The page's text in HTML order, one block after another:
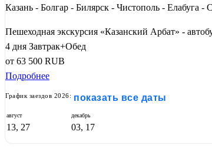
Казань - Болгар - Билярск - Чистополь - Елабуга -
Пешеходная экскурсия «Казанский Арбат» -
4 дня Завтрак+Обед
от 63 500 RUB
Подробнее
График заездов 2026: показать все даты
август
13, 27
декабрь
03, 17